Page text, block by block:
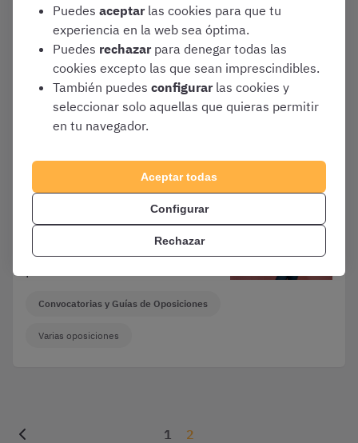
Convocadas 900 plazas de
Auxiliar de Administración e
Información (campaña de
Renta) de la Agencia
Tributaria
Convocatorias y Guías de Oposiciones
Personal Laboral de la AEAT (Hacienda)
Febrero 2, 2021
¿A qué oposiciones me puedo
Convocatorias y Guías de Oposiciones
Varias oposiciones
1 2
Puedes aceptar las cookies para que tu
experiencia en la web sea óptima.
Puedes rechazar para denegar todas las
cookies excepto las que sean imprescindibles.
También puedes configurar las cookies y
seleccionar solo aquellas que quieras permitir
en tu navegador.
Aceptar todas
Configurar
Rechazar